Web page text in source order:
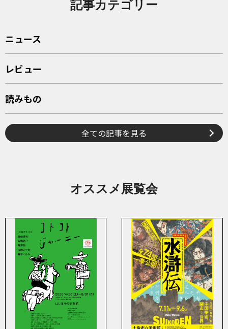
記事カテゴリー
ニュース
レビュー
読みもの
全ての記事を見る
オススメ展覧会